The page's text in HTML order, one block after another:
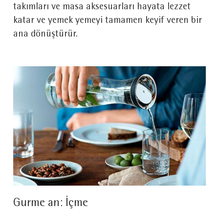
takımları ve masa aksesuarları hayata lezzet
katar ve yemek yemeyi tamamen keyif veren bir
ana dönüştürür.
Gurme an: İçme